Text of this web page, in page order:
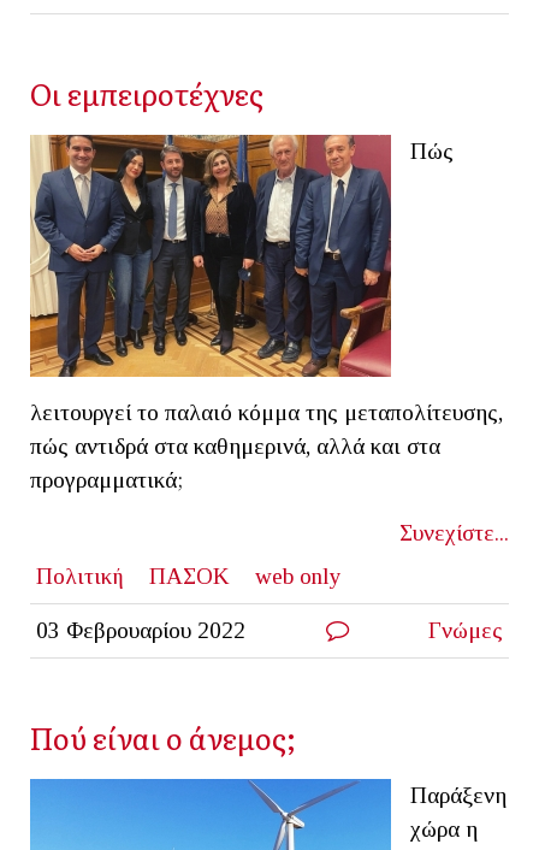
Οι εμπειροτέχνες
Πώς
λειτουργεί το παλαιό κόμμα της μεταπολίτευσης,
πώς αντιδρά στα καθημερινά, αλλά και στα
προγραμματικά;
Συνεχίστε...
Πολιτική
ΠΑΣΟΚ web only
03 Φεβρουαρίου 2022 Γνώμες
Πού είναι ο άνεμος;
Παράξενη
χώρα η